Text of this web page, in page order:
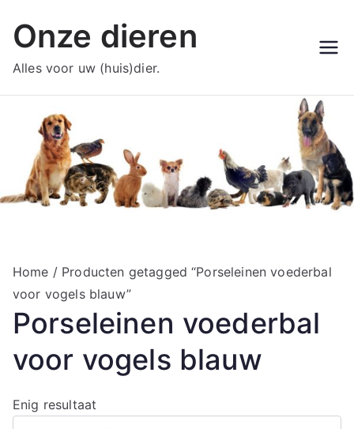
naar
inhoud
Onze dieren
Alles voor uw (huis)dier.
Home / Producten getagged “Porseleinen voederbal
voor vogels blauw”
Porseleinen voederbal
voor vogels blauw
Enig resultaat